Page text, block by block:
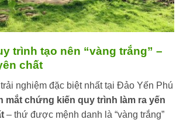
trình tạo nên “vàng trắng” –
chất
nghiệm đặc biệt nhất tại Đảo Yến Phú
mắt chứng kiến quy trình làm ra yến
– thứ được mệnh danh là “vàng trắng”